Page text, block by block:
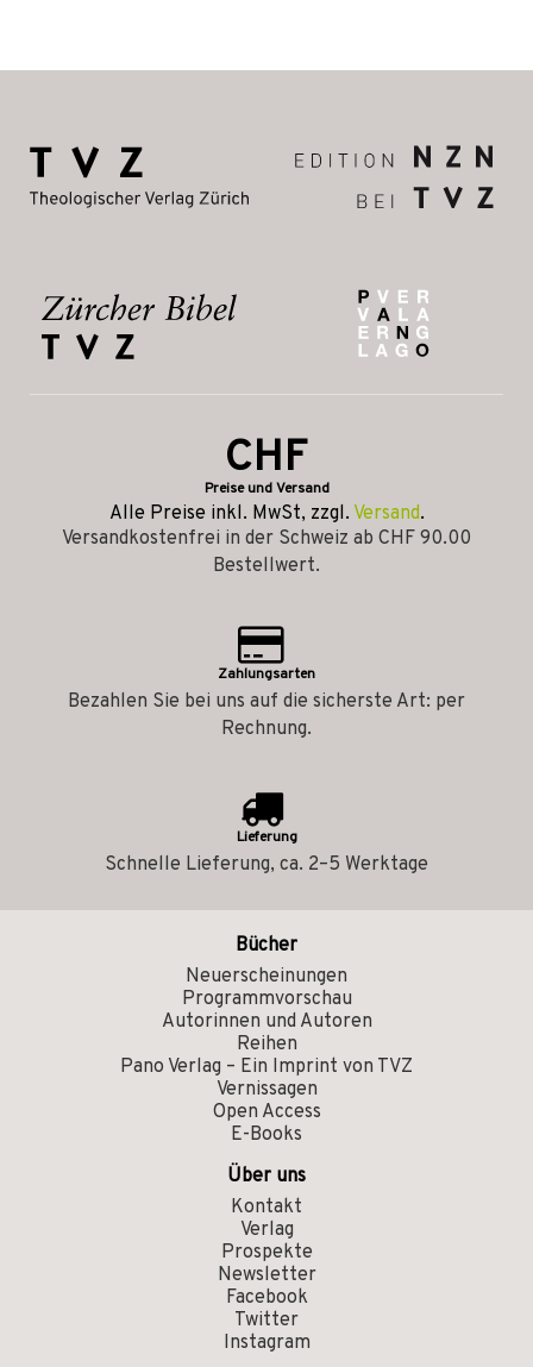
CHF
Preise und Versand
Alle Preise inkl. MwSt, zzgl. Versand.
Versandkostenfrei in der Schweiz ab CHF 90.00
Bestellwert.
Zahlungsarten
Bezahlen Sie bei uns auf die sicherste Art: per
Rechnung.
Lieferung
Schnelle Lieferung, ca. 2–5 Werktage
Bücher
Neuerscheinungen
Programmvorschau
Autorinnen und Autoren
Reihen
Pano Verlag – Ein Imprint von TVZ
Vernissagen
Open Access
E-Books
Über uns
Kontakt
Verlag
Prospekte
Newsletter
Facebook
Twitter
Instagram